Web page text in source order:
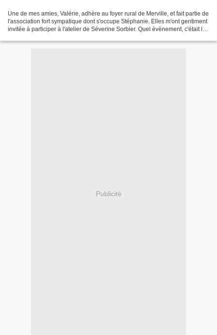
Une de mes amies, Valérie, adhère au foyer rural de Merville, et fait partie de
l'association fort sympatique dont s'occupe Stéphanie. Elles m'ont gentiment
invitée à participer à l'atelier de Séverine Sorbier. Quel évènement, c'était la
Publicité